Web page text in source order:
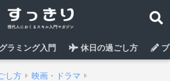
ラミング入門 休日の過ごし方
し方 映画・ドラマ